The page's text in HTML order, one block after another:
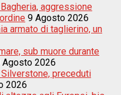
aggressione
9 Agosto 2026
armato di taglierino, un
sub muore durante
Agosto 2026
preceduti
2026